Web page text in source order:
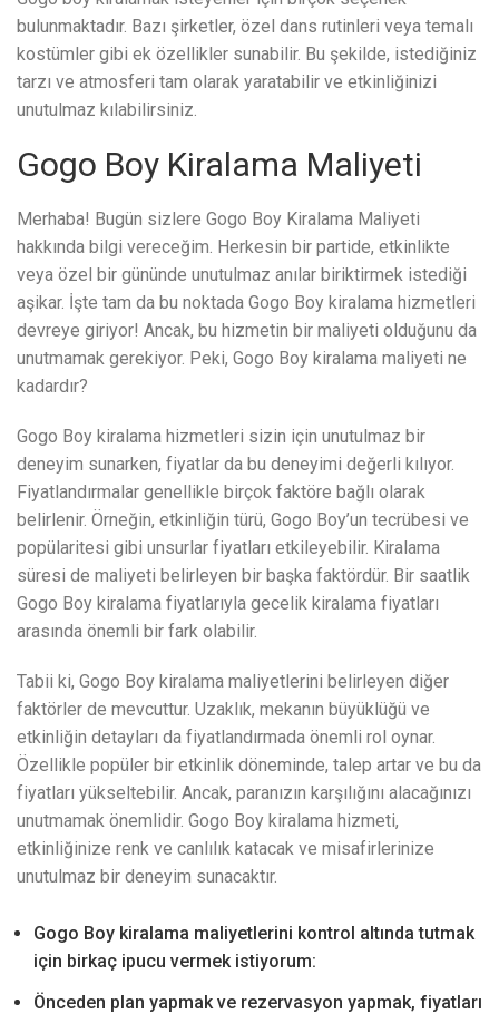
bulunmaktadır. Bazı şirketler, özel dans rutinleri veya temalı
kostümler gibi ek özellikler sunabilir. Bu şekilde, istediğiniz
tarzı ve atmosferi tam olarak yaratabilir ve etkinliğinizi
unutulmaz kılabilirsiniz.
Gogo Boy Kiralama Maliyeti
Merhaba! Bugün sizlere Gogo Boy Kiralama Maliyeti
hakkında bilgi vereceğim. Herkesin bir partide, etkinlikte
veya özel bir gününde unutulmaz anılar biriktirmek istediği
aşikar. İşte tam da bu noktada Gogo Boy kiralama hizmetleri
devreye giriyor! Ancak, bu hizmetin bir maliyeti olduğunu da
unutmamak gerekiyor. Peki, Gogo Boy kiralama maliyeti ne
kadardır?
Gogo Boy kiralama hizmetleri sizin için unutulmaz bir
deneyim sunarken, fiyatlar da bu deneyimi değerli kılıyor.
Fiyatlandırmalar genellikle birçok faktöre bağlı olarak
belirlenir. Örneğin, etkinliğin türü, Gogo Boy’un tecrübesi ve
popülaritesi gibi unsurlar fiyatları etkileyebilir. Kiralama
süresi de maliyeti belirleyen bir başka faktördür. Bir saatlik
Gogo Boy kiralama fiyatlarıyla gecelik kiralama fiyatları
arasında önemli bir fark olabilir.
Tabii ki, Gogo Boy kiralama maliyetlerini belirleyen diğer
faktörler de mevcuttur. Uzaklık, mekanın büyüklüğü ve
etkinliğin detayları da fiyatlandırmada önemli rol oynar.
Özellikle popüler bir etkinlik döneminde, talep artar ve bu da
fiyatları yükseltebilir. Ancak, paranızın karşılığını alacağınızı
unutmamak önemlidir. Gogo Boy kiralama hizmeti,
etkinliğinize renk ve canlılık katacak ve misafirlerinize
unutulmaz bir deneyim sunacaktır.
Gogo Boy kiralama maliyetlerini kontrol altında tutmak
için birkaç ipucu vermek istiyorum:
Önceden plan yapmak ve rezervasyon yapmak, fiyatları